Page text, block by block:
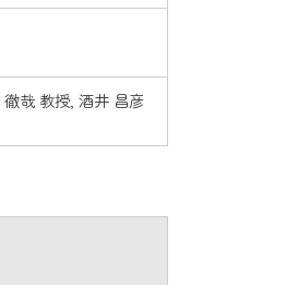
哉 教授, 酒井 昌彦